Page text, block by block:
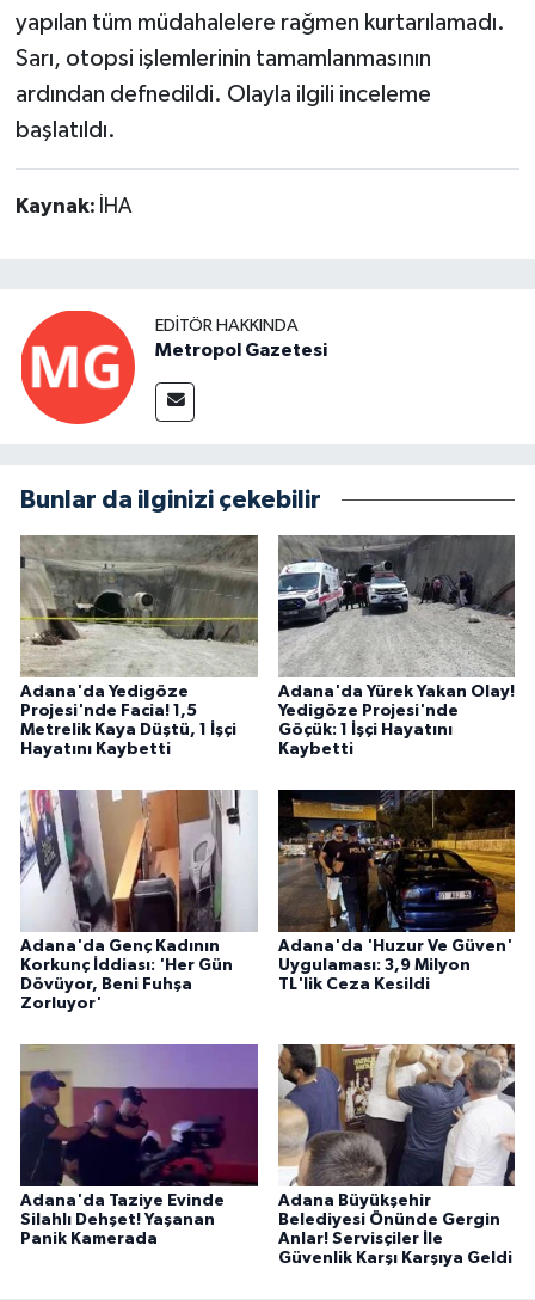
yapılan tüm müdahalelere rağmen kurtarılamadı.
Sarı, otopsi işlemlerinin tamamlanmasının
ardından defnedildi. Olayla ilgili inceleme
başlatıldı.
Kaynak: İHA
EDITÖR HAKKINDA
Metropol Gazetesi
Bunlar da ilginizi çekebilir
Adana'da Yedigöze
Projesi'nde Facia! 1,5
Metrelik Kaya Düştü, 1 İşçi
Hayatını Kaybetti
Adana'da Yürek Yakan Olay!
Yedigöze Projesi'nde
Göçük: 1 İşçi Hayatını
Kaybetti
Adana'da Genç Kadının
Korkunç İddiası: 'Her Gün
Dövüyor, Beni Fuhşa
Zorluyor'
Adana'da 'Huzur Ve Güven'
Uygulaması: 3,9 Milyon
TL'lik Ceza Kesildi
Adana'da Taziye Evinde
Silahlı Dehşet! Yaşanan
Panik Kamerada
Adana Büyükşehir
Belediyesi Önünde Gergin
Anlar! Servisçiler İle
Güvenlik Karşı Karşıya Geldi